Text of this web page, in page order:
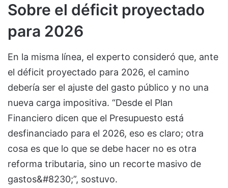
Sobre el déficit proyectado
para 2026
En la misma línea, el experto consideró que, ante
el déficit proyectado para 2026, el camino
debería ser el ajuste del gasto público y no una
nueva carga impositiva. “Desde el Plan
Financiero dicen que el Presupuesto está
desfinanciado para el 2026, eso es claro; otra
cosa es que lo que se debe hacer no es otra
reforma tributaria, sino un recorte masivo de
gastos&#8230;”, sostuvo.